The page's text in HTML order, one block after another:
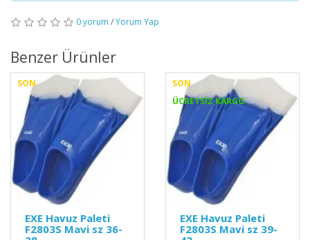
0 yorum /Yorum Yap
Benzer Ürünler
SON
EXE Havuz Paleti
F2803S Mavi sz 36-
SON
ÜCRETSİZ KARGO
EXE Havuz Paleti
F2803S Mavi sz 39-